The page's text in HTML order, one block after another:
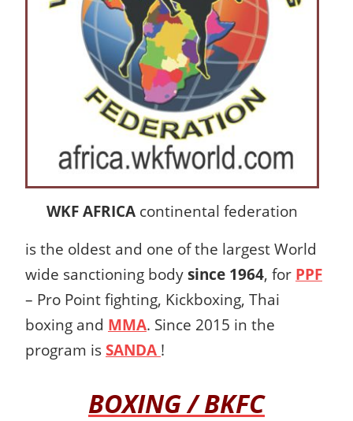
WKF AFRICA continental federation
is the oldest and one of the largest World
wide sanctioning body since 1964, for PPF
– Pro Point fighting, Kickboxing, Thai
boxing and MMA. Since 2015 in the
program is SANDA !
BOXING / BKFC